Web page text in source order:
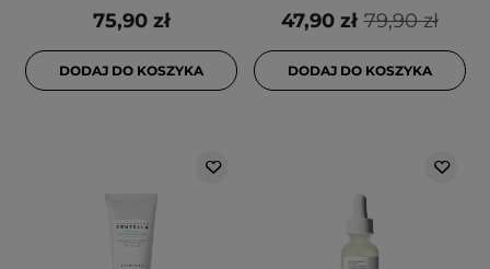
75,90 zł
DODAJ DO KOSZYKA
79,90 zł
47,90 zł
DODAJ DO KOSZYKA